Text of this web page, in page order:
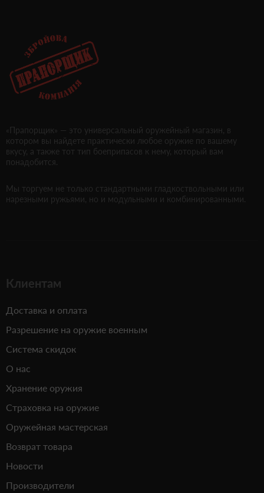
«Прапорщик» — это универсальный оружейный магазин, в
котором вы найдете практически любое оружие по вашему
вкусу, а также тот тип боеприпасов к нему, который вам
понадобится.
Мы торгуем не только стандартными гладкоствольными или
нарезными ружьями, но и модульными и комбинированными.
Клиентам
Доставка и оплата
Разрешение на оружие военным
Система скидок
О нас
Хранение оружия
Страховка на оружие
Оружейная мастерская
Возврат товара
Новости
Производители